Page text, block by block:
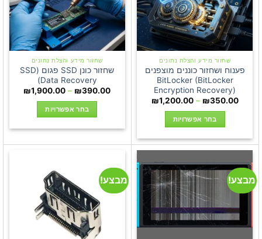
האפשרויות
בעמוד
המוצר
את
האפשרויות
בעמוד
המוצר
שחזור מידע והצלת נתונים
פענוח ושחזור כוננים מוצפנים
BitLocker (BitLocker
Encryption Recovery)
₪350.00
–
₪1,200.00
בחר אפשרויות
זה
מספר
סוגים.
ניתן
לבחור
את
האפשרויות
שחזור מידע והצלת נתונים
שחזור כונן SSD פגום (SSD
Data Recovery)
₪390.00
–
₪1,900.00
טווח
בחר אפשרויות
יש
סוגים.
ניתן
לבחור
את
האפשרויות
בעמוד
מבצע! מבצע!